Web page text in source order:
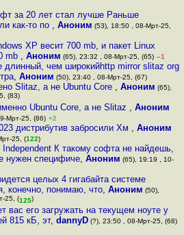
за 20 лет стал лучше Раньше
как-то по ,Аноним (53), 18:50 , 08-Мрт-25,
XP весит 700 mb, и пакет Linux
mb , Аноним (65), 23:32 , 08-Мрт-25, (65) –1
длинный, чем широкийhttp mirror slitaz org
, Аноним (50), 23:40 , 08-Мрт-25, (67)
Slitaz, а не Ubuntu Core ,Аноним (65),
(83)
Ubuntu Core, а не Slitaz , Аноним
Мрт-25, (86) +2
дистрибутив забросили Хм ,Аноним
25, (122)
Independent К такому софта не найдешь,
нужен специфиче,Аноним (65), 19:19 , 10-
целых 4 гигабайта системе
конечно, понимаю, что, Аноним (50),
25, (125)
вас его загружать на текущем ноуте у
815 кБ, эт, dannyD(?), 23:50 , 08-Мрт-25, (68)